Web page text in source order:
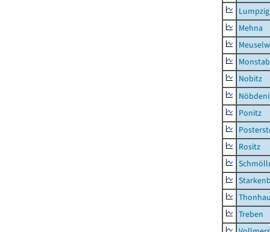
Lumpzig
Mehna
Monstab
Nobitz
Ponitz
Rositz
Treben